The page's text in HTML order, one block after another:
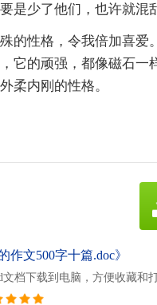
是少了他们，也许就混
的性格，令我倍加喜爱
它的顽强，都像磁石一
柔内刚的性格。
作文500字十篇.doc》
文档下载到电脑，方便收藏和